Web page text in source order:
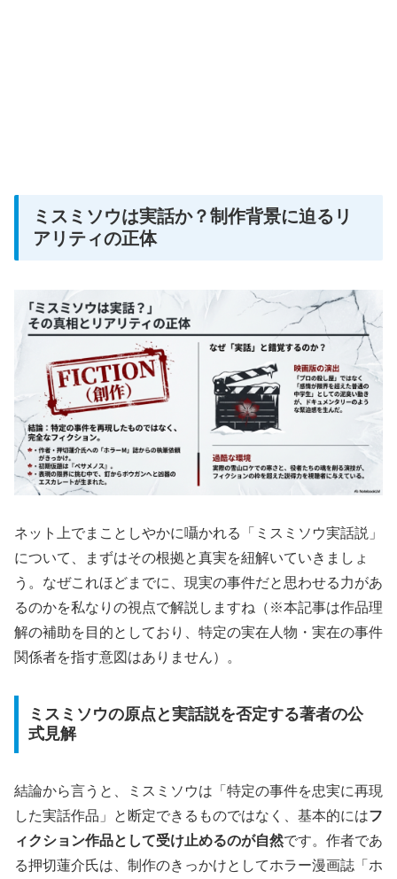
ミスミソウは実話か？制作背景に迫るリ
アリティの正体
ネット上でまことしやかに囁かれる「ミスミソウ実話説」
について、まずはその根拠と真実を紐解いていきましょ
う。なぜこれほどまでに、現実の事件だと思わせる力があ
るのかを私なりの視点で解説しますね（※本記事は作品理
解の補助を目的としており、特定の実在人物・実在の事件
関係者を指す意図はありません）。
ミスミソウの原点と実話説を否定する著者の公
式見解
結論から言うと、ミスミソウは「特定の事件を忠実に再現
した実話作品」と断定できるものではなく、基本的にはフ
ィクション作品として受け止めるのが自然です。作者であ
る押切蓮介氏は、制作のきっかけとしてホラー漫画誌「ホ